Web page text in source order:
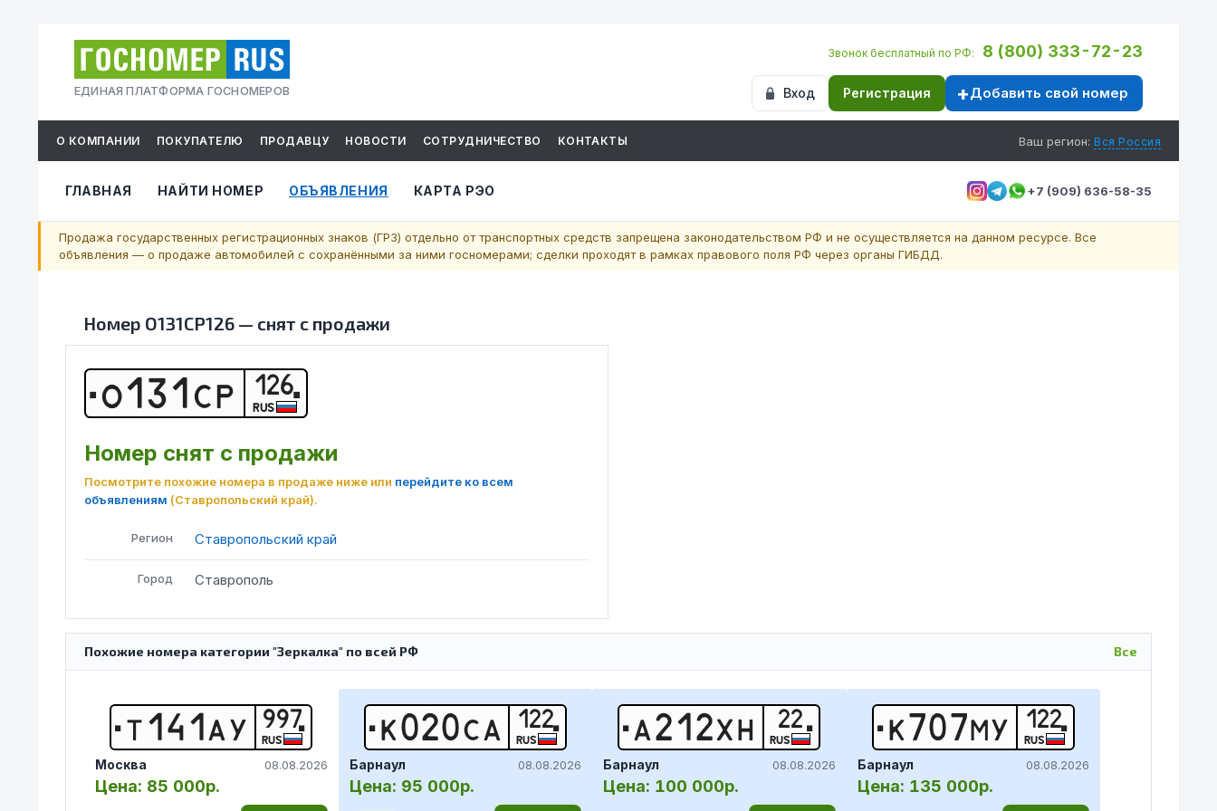
ЕДИНАЯ ПЛАТФОРМА ГОСНОМЕРОВ
Звонок бесплатный по РФ: 8 (800) 333-72-23
Вход Регистрация Добавить свой номер
О КОМПАНИИ ПОКУПАТЕЛЮ ПРОДАВЦУ НОВОСТИ СОТРУДНИЧЕСТВО КОНТАКТЫ Ваш регион: Вся Россия
ГЛАВНАЯ НАЙТИ НОМЕР ОБЪЯВЛЕНИЯ КАРТА РЭО +7 (909) 636-58-35
Продажа государственных регистрационных знаков (ГРЗ) отдельно от транспортных средств запрещена законодательством РФ и не осуществляется на данном ресурсе. Все
объявления — о продаже автомобилей с сохранёнными за ними госномерами; сделки проходят в рамках правового поля РФ через органы ГИБДД.
Номер О131СР126 — снят с продажи
О1 31 СР 126
RUS
Номер снят с продажи
Посмотрите похожие номера в продаже ниже или перейдите ко всем
объявлениям (Ставропольский край).
Регион Ставропольский край
Город Ставрополь
Все
Похожие номера категории "Зеркалка" по всей РФ
Т 1 4 1 А У 997
RUS
Москва 08.08.2026
Цена: 85 000р.
К020С А 122
RUS
Барнаул 08.08.2026
Цена: 95 000р.
А 21 2ХН 22
RUS
Барнаул 08.08.2026
Цена: 100 000р.
К707МУ 122
RUS
Барнаул 08.08.2026
Цена: 135 000р.